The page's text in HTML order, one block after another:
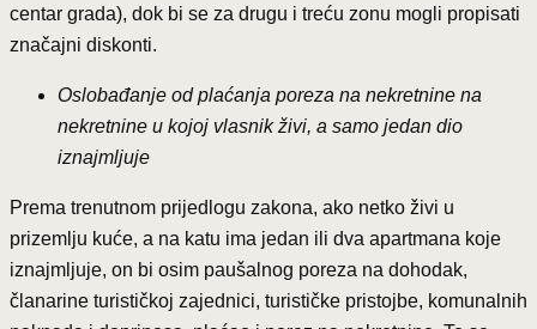
centar grada), dok bi se za drugu i treću zonu mogli propisati
značajni diskonti.
Oslobađanje od plaćanja poreza na nekretnine na
nekretnine u kojoj vlasnik živi, a samo jedan dio
iznajmljuje
Prema trenutnom prijedlogu zakona, ako netko živi u
prizemlju kuće, a na katu ima jedan ili dva apartmana koje
iznajmljuje, on bi osim paušalnog poreza na dohodak,
članarine turističkoj zajednici, turističke pristojbe, komunalnih